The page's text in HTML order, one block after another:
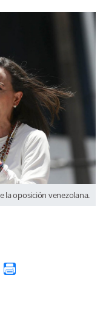
la oposición venezolana.
window
new window
in a new window